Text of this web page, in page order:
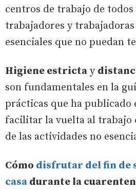
centros de trabajo de todos
trabajadores y
esenciales que no puedan
Higiene estricta y
son fundamentales en la
prácticas que ha publicado
facilitar la vuelta al trabajo
de las actividades no
Cómo disfrutar del fin de
casa durante la